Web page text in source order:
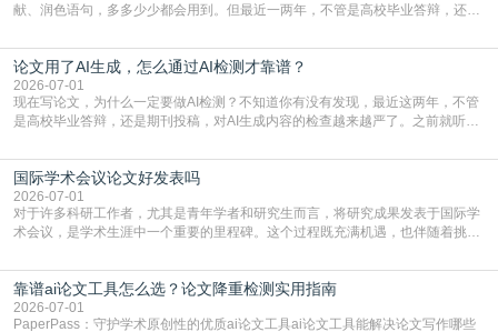
献、润色语句，多多少少都会用到。但最近一两年，不管是高校毕业答辩，还是
须加做AI查重。很多人分不清，AI查重和普通查重到底有啥区别？这里说透：普
通查重查的是你的文字和已公开文献的重复比例，防的是抄袭；AI查重查的是你
的内容里，有多少是AI生成的，防的是过
论文用了AI生成，怎么通过AI检测才靠谱？
2026-07-01
现在写论文，为什么一定要做AI检测？不知道你有没有发现，最近这两年，不管
是高校毕业答辩，还是期刊投稿，对AI生成内容的检查越来越严了。之前就听身
要求修改，还差点被判定学术不规范，真的太冤了。现在国内多数高校和核心期
刊，都已经明确出台了相关规定：如果使用AI生成内容辅助写作，必须明确标
注，未标注的AI生成内容会被认定为不符合学
国际学术会议论文好发表吗
2026-07-01
对于许多科研工作者，尤其是青年学者和研究生而言，将研究成果发表于国际学
术会议，是学术生涯中一个重要的里程碑。这个过程既充满机遇，也伴随着挑
疑问：国际学术会议论文到底好不好发表？其价值和难度究竟如何衡量。本篇
AEIC学术交流中心小编就为大家介绍“国际学术会议论文好发表吗”。一、会议论
文发表的相对优势与期刊论文相比，国际会议论文的发
靠谱ai论文工具怎么选？论文降重检测实用指南
2026-07-01
PaperPass：守护学术原创性的优质ai论文工具ai论文工具能解决论文写作哪些